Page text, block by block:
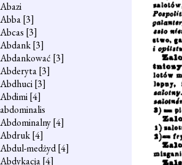
Abazi
Abba[3]
Abcas [3]
Abdank[3]
Abdankować [3]
Abderyta[3]
Abdhuci[3]
Abdimi[4]
abdominalis
Abdominalny[4]
Abdruk[4]
Abdul-medżyd[4]
Abdykacja[4]